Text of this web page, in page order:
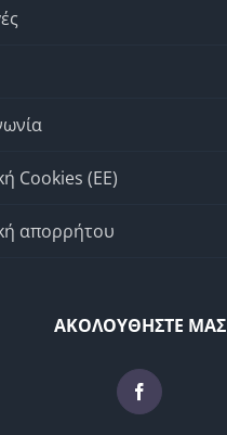
Cookies (ΕΕ)
απορρήτου
ΑΚΟΛΟΥΘΗΣΤΕ ΜΑΣ